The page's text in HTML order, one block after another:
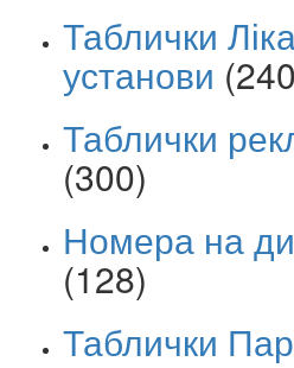
Таблички
установи
Таблички
(300)
Номера на
(128)
Таблички